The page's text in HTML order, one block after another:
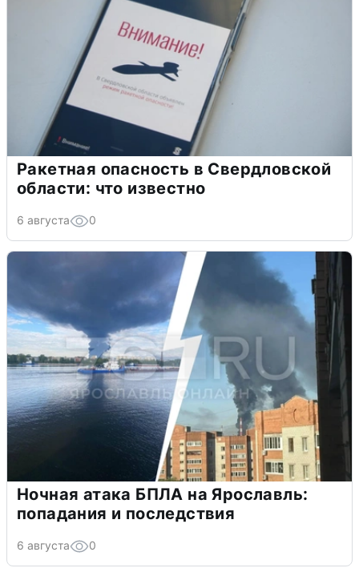
Ракетная опасность в Свердловской
области: что известно
6 августа 0
Ночная атака БПЛА на Ярославль:
попадания и последствия
6 августа 0